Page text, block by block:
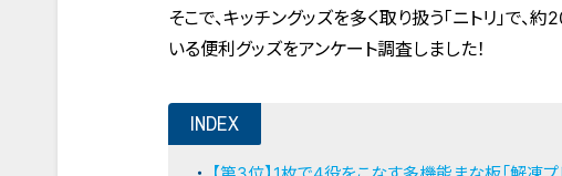
そこで、キッチングッズを多く取り扱う「ニトリ」で
いる便利グッズをアンケート調査しました！
INDEX